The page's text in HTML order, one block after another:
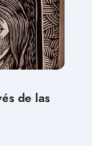
de las